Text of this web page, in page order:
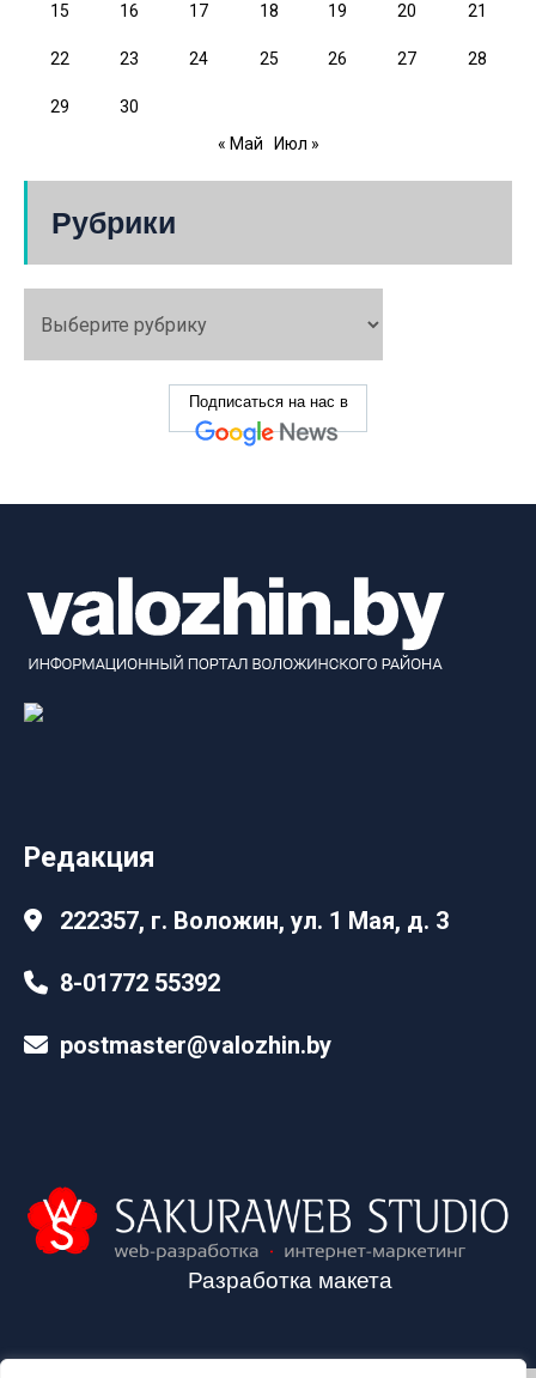
15 16 17 18 19 20 21
22 23 24 25 26 27 28
29
30
« Май
Июл »
Рубрики
Подписаться на нас в
Редакция
222357, г. Воложин, ул. 1 Мая, д. 3
8-01772 55392
postmaster@valozhin.by
Разработка макета